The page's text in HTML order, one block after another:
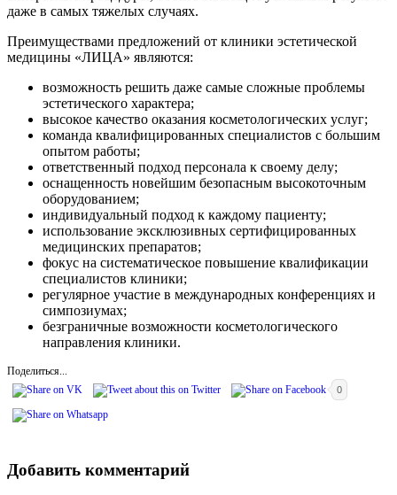
даже в самых тяжелых случаях.
Преимуществами предложений от клиники эстетической
медицины «ЛИЦА» являются:
возможность решить даже самые сложные проблемы
эстетического характера;
высокое качество оказания косметологических услуг;
команда квалифицированных специалистов с большим
опытом работы;
ответственный подход персонала к своему делу;
оснащенность новейшим безопасным высокоточным
оборудованием;
индивидуальный подход к каждому пациенту;
использование эксклюзивных сертифицированных
медицинских препаратов;
фокус на систематическое повышение квалификации
специалистов клиники;
регулярное участие в международных конференциях и
симпозиумах;
безграничные возможности косметологического
направления клиники.
Поделиться...
0
Добавить комментарий